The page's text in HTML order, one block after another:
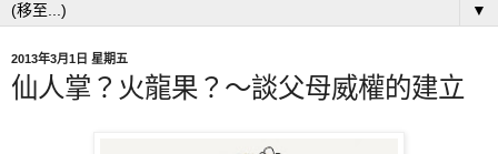
▼
2013年3月1日 星期五
仙人掌？火龍果？〜談父母威權的建立